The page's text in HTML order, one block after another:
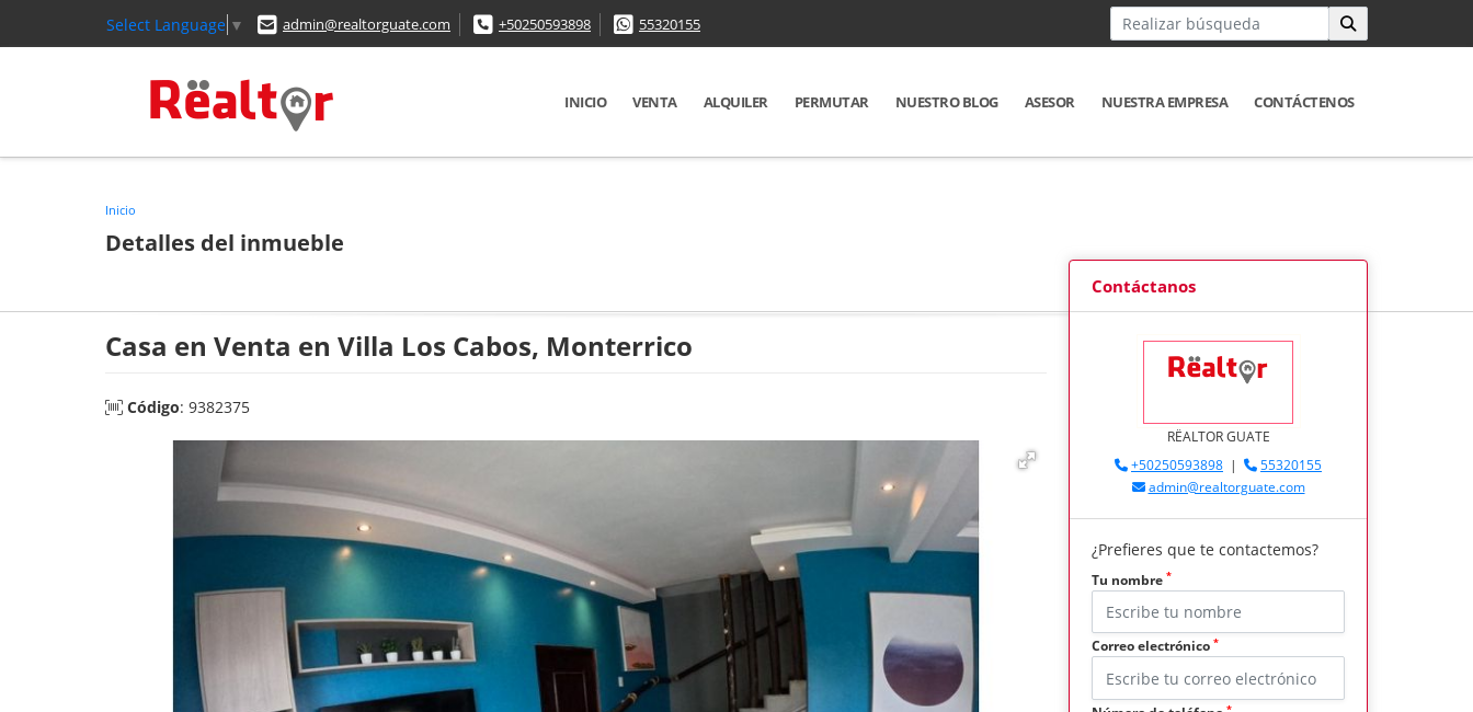
Select Language ▼ admin@realtorguate.com +50250593898 55320155
INICIO VENTA ALQUILER PERMUTAR NUESTRO BLOG ASESOR NUESTRA EMPRESA CONTÁCTENOS
Inicio
Detalles del inmueble
Casa en Venta en Villa Los Cabos, Monterrico
Código: 9382375
Contáctanos
RËALTOR GUATE
+50250593898 |
55320155
admin@realtorguate.com
¿Prefieres que te contactemos?
Tu nombre *
Correo electrónico *